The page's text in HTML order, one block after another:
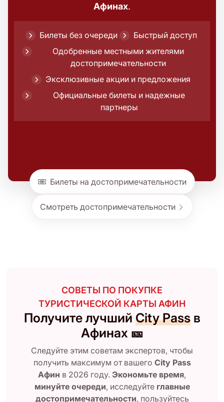
Афинах.
Билеты без очереди
Быстрый доступ
Одобренные местными жителями
достопримечательности
Эксклюзивные акции и предложения
Официальные билеты и надежные
партнеры
Билеты на достопримечательности
Смотреть достопримечательности
СОВЕТЫ ПО ПОКУПКЕ
ТУРИСТИЧЕСКОЙ КАРТЫ АФИН
Получите лучший City Passв
Афинах 🎫
Следуйте этим советам экспертов, чтобы
получить максимум от вашего City Pass
Афин в 2026 году. Экономьте время,
минуйте очереди, исследуйте главные
достопримечательности, пользуйтесь